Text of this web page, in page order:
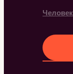
Человек